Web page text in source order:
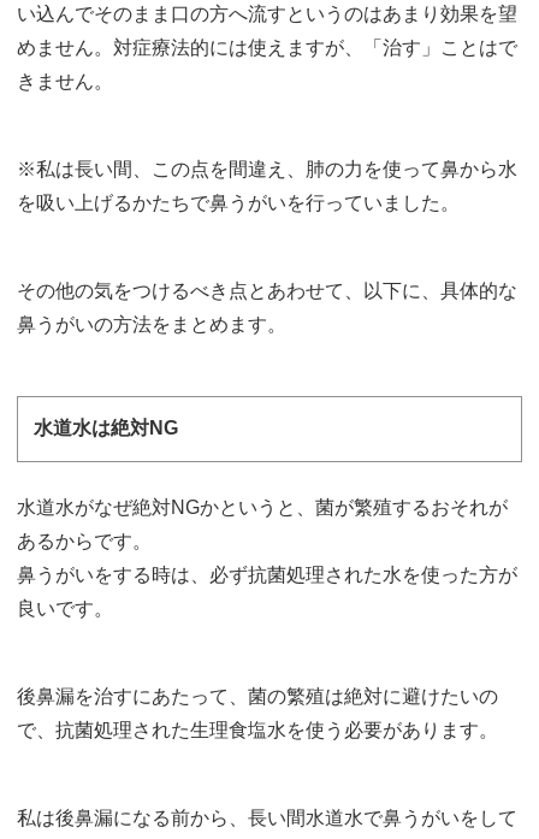
い込んでそのまま口の方へ流すというのはあまり効果を望
めません。対症療法的には使えますが、「治す」ことはで
きません。
※私は長い間、この点を間違え、肺の力を使って鼻から水
を吸い上げるかたちで鼻うがいを行っていました。
その他の気をつけるべき点とあわせて、以下に、具体的な
鼻うがいの方法をまとめます。
水道水は絶対NG
水道水がなぜ絶対NGかというと、菌が繁殖するおそれが
あるからです。
鼻うがいをする時は、必ず抗菌処理された水を使った方が
良いです。
後鼻漏を治すにあたって、菌の繁殖は絶対に避けたいの
で、抗菌処理された生理食塩水を使う必要があります。
私は後鼻漏になる前から、長い間水道水で鼻うがいをして